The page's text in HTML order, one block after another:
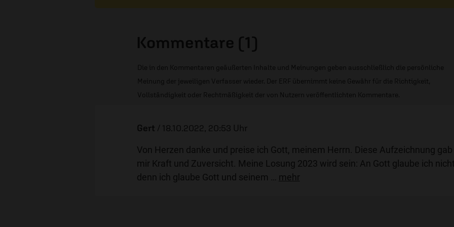
Kommentare (1)
Die in den Kommentaren geäußerten Inhalte und Meinungen geben ausschließlich die persönliche
Meinung der jeweiligen Verfasser wieder. Der ERF übernimmt keine Gewähr für die Richtigkeit,
Vollständigkeit oder Rechtmäßigkeit der von Nutzern veröffentlichten Kommentare.
Gert / 18.10.2022, 20:53 Uhr
Von Herzen danke und preise ich Gott, meinem Herrn. Diese Aufzeichnung gab
mir Kraft und Zuversicht. Meine Losung 2023 wird sein: An Gott glaube ich
denn ich glaube Gott und seinem … mehr